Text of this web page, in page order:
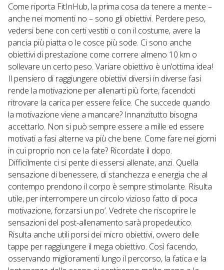
Come riporta FitInHub, la prima cosa da tenere a mente –
anche nei momenti no – sono gli obiettivi. Perdere peso,
vedersi bene con certi vestiti o con il costume, avere la
pancia più piatta o le cosce più sode. Ci sono anche
obiettivi di prestazione come correre almeno 10 km o
sollevare un certo peso. Variare obiettivo è un’ottima idea!
Il pensiero di raggiungere obiettivi diversi in diverse fasi
rende la motivazione per allenarti più forte, facendoti
ritrovare la carica per essere felice. Che succede quando
la motivazione viene a mancare? Innanzitutto bisogna
accettarlo. Non si può sempre essere a mille ed essere
motivati a fasi alterne va più che bene. Come fare nei giorni
in cui proprio non ce la fate? Ricordate il dopo.
Difficilmente ci si pente di essersi allenate, anzi. Quella
sensazione di benessere, di stanchezza e energia che al
contempo prendono il corpo è sempre stimolante. Risulta
utile, per interrompere un circolo vizioso fatto di poca
motivazione, forzarsi un po’. Vedrete che riscoprire le
sensazioni del post-allenamento sarà propedeutico.
Risulta anche utili porsi dei micro obiettivi, ovvero delle
tappe per raggiungere il mega obiettivo. Così facendo,
osservando miglioramenti lungo il percorso, la fatica e la